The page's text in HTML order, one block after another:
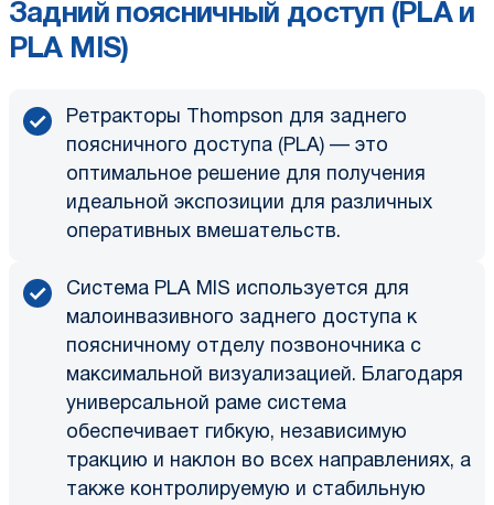
Задний поясничный доступ (PLA и
PLA MIS)
Ретракторы Thompson для заднего
поясничного доступа (PLA) — это
оптимальное решение для получения
идеальной экспозиции для различных
оперативных вмешательств.
Система PLA MIS используется для
малоинвазивного заднего доступа к
поясничному отделу позвоночника с
максимальной визуализацией. Благодаря
универсальной раме система
обеспечивает гибкую, независимую
тракцию и наклон во всех направлениях, а
также контролируемую и стабильную